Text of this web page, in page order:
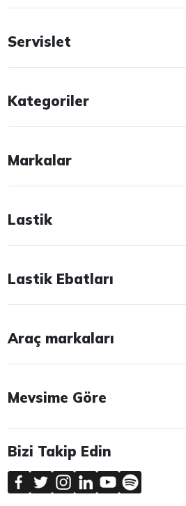
Servislet
Kategoriler
Markalar
Lastik
Lastik Ebatları
Araç markaları
Mevsime Göre
Bizi Takip Edin